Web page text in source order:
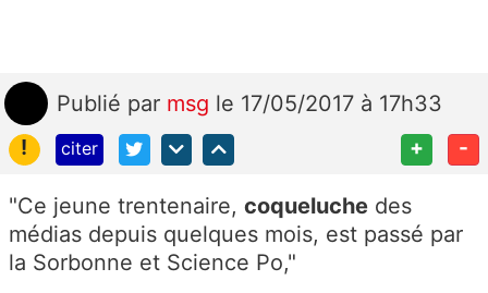
Publié par msg le 17/05/2017 à 17h33
!
citer + -
"Ce jeune trentenaire, coqueluche des
médias depuis quelques mois, est passé par
la Sorbonne et Science Po,"